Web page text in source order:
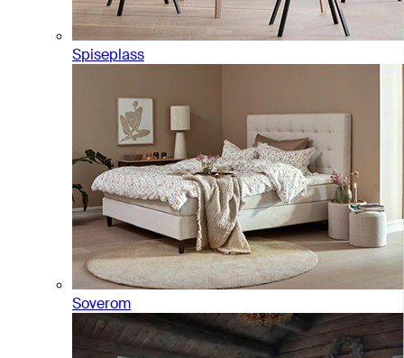
Spiseplass
Soverom